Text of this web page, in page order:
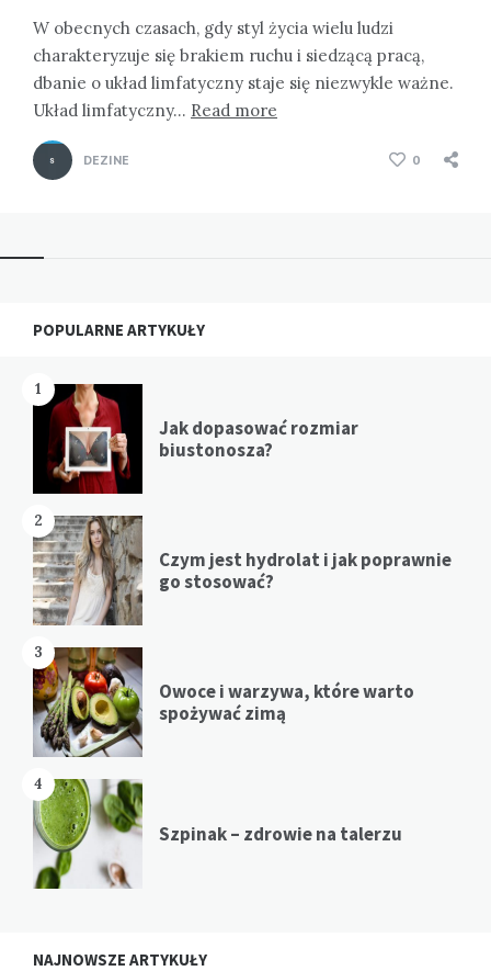
W obecnych czasach, gdy styl życia wielu ludzi
charakteryzuje się brakiem ruchu i siedzącą pracą,
dbanie o układ limfatyczny staje się niezwykle ważne.
Układ limfatyczny… Read more
DEZINE 0
Widgets
POPULARNE ARTYKUŁY
1
Jak dopasować rozmiar
biustonosza?
2
Czym jest hydrolat i jak poprawnie
go stosować?
3
Owoce i warzywa, które warto
spożywać zimą
4
Szpinak – zdrowie na talerzu
NAJNOWSZE ARTYKUŁY